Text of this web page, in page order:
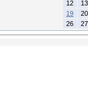
12
13
19
20
26
27